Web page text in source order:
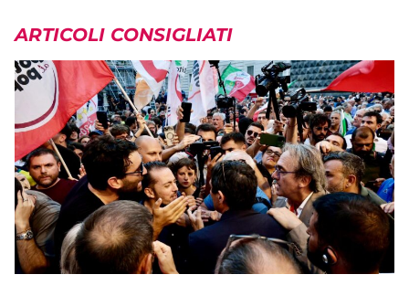
ARTICOLI CONSIGLIATI